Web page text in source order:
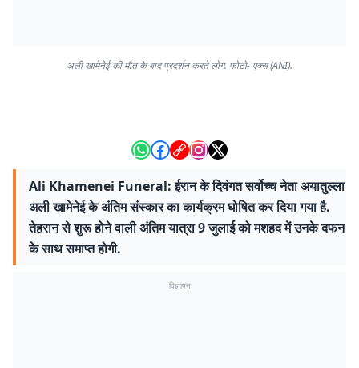
अली खामेनेई की मौत के बाद प्रदर्शन करते लोग. फोटो- एक्स (ANI).
Ali Khamenei Funeral: ईरान के दिवंगत सर्वोच्च नेता अयातुल्ला
अली खामेनेई के अंतिम संस्कार का कार्यक्रम घोषित कर दिया गया है.
तेहरान से शुरू होने वाली अंतिम यात्रा 9 जुलाई को मशहद में उनके दफन
के साथ समाप्त होगी.
विज्ञापन